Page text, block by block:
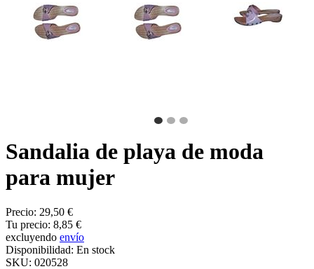
Sandalia de playa de moda
para mujer
Precio: 29,50 €
Tu precio: 8,85 €
excluyendo envío
Disponibilidad: En stock
SKU: 020528